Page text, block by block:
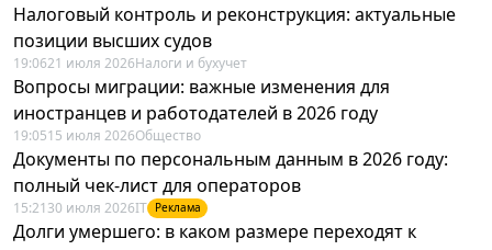
Налоговый контроль и реконструкция: актуальные
позиции высших судов
19:0621 июля 2026Налоги и бухучет
Вопросы миграции: важные изменения для
иностранцев и работодателей в 2026 году
19:0515 июля 2026Общество
Документы по персональным данным в 2026 году:
полный чек-лист для операторов
15:21 30 июля 2026IT Реклама
Долги умершего: в каком размере переходят к